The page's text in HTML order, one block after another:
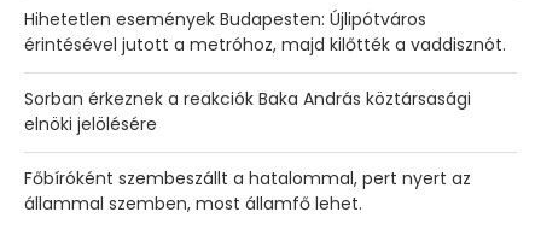
Hihetetlen események Budapesten: Újlipótváros
érintésével jutott a metróhoz, majd kilőtték a vaddisznót.
Sorban érkeznek a reakciók Baka András köztársasági
elnöki jelölésére
Főbíróként szembeszállt a hatalommal, pert nyert az
állammal szemben, most államfő lehet.